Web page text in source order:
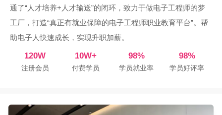
通了“人才培养+人才输送”的闭环，致力于做电子工程师的梦
工厂，打造“真正有就业保障的电子工程师职业教育平台”。帮
助电子人快速成长，实现升职加薪。
120W
注册会员
10W+
付费学员
98%
学员就业率
98%
学员好评率